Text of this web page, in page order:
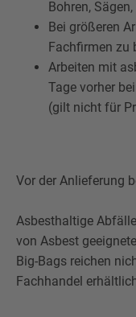
Bohren,
Bei größeren
Fachfirmen zu
Arbeiten mit
Tage vorher
(gilt nicht für
Vor der Anlieferung
Asbesthaltige
von Asbest
Big-Bags reichen
Fachhandel